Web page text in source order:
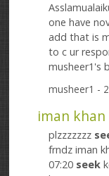
one have
add that is
to c ur
musheer1's
musheer1 -
iman khan
plzzzzzzz
frndz iman
07:20 seek